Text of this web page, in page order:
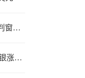
原油周跌14%迎关键拐点！48小时谈判窗口，暗藏行情变数
美伊谈判各说各话，这条暗线已让白银涨疯了